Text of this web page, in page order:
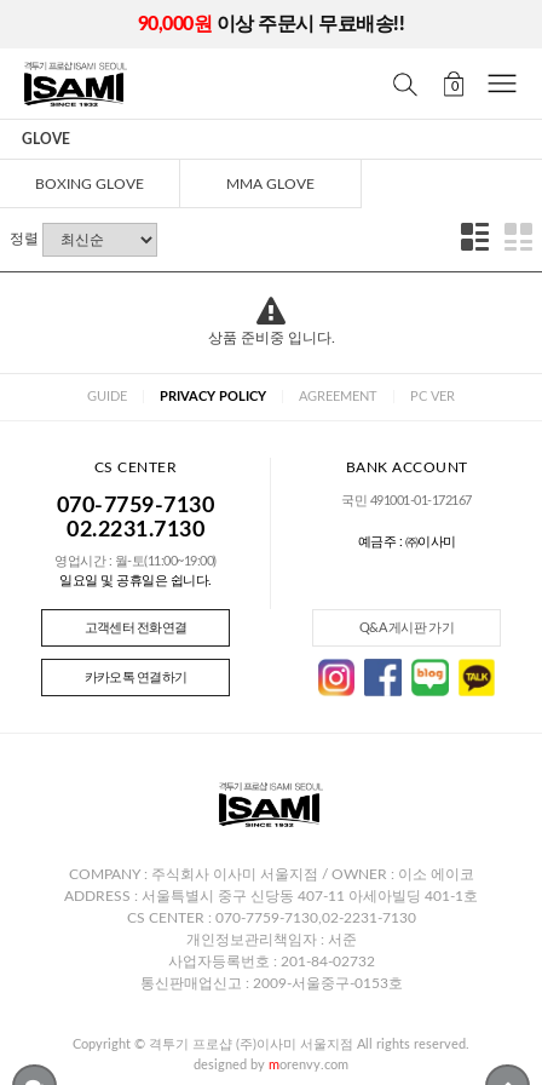
90,000원 이상 주문시 무료배송!!
0
GLOVE
BOXING GLOVE MMA GLOVE
정렬
상품 준비중 입니다.
GUIDE PRIVACY POLICY AGREEMENT PC VER
CS CENTER
070-7759-7130
02.2231.7130
영업시간 : 월-토(11:00~19:00)
일요일 및 공휴일은 쉽니다.
BANK ACCOUNT
국민 491001-01-172167
예금주 : ㈜이사미
고객센터 전화연결
카카오톡 연결하기
Q&A 게시판 가기
COMPANY : 주식회사 이사미 서울지점 / OWNER : 이소 에이코
ADDRESS : 서울특별시 중구 신당동 407-11 아세아빌딩 401-1호
CS CENTER : 070-7759-7130,02-2231-7130
개인정보관리책임자 : 서준
사업자등록번호 : 201-84-02732
통신판매업신고 : 2009-서울중구-0153호
Copyright © 격투기 프로샵 (주)이사미 서울지점 All rights reserved.
designed by morenvy.com